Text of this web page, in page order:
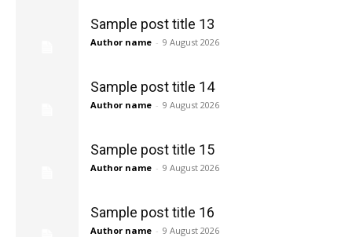
Sample post title 13
Author name - 9 August 2026
Sample post title 14
Author name - 9 August 2026
Sample post title 15
Author name - 9 August 2026
Sample post title 16
Author name - 9 August 2026